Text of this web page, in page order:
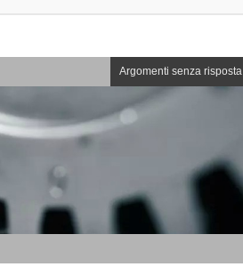
Argomenti senza risposta